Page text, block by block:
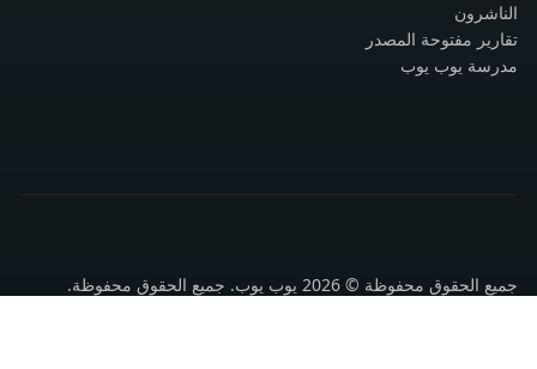
الناشرون
تقارير مفتوحة المصدر
مدرسة يوب يوب
جميع الحقوق محفوظة © 2026 يوب يوب. جميع الحقوق محفوظة.